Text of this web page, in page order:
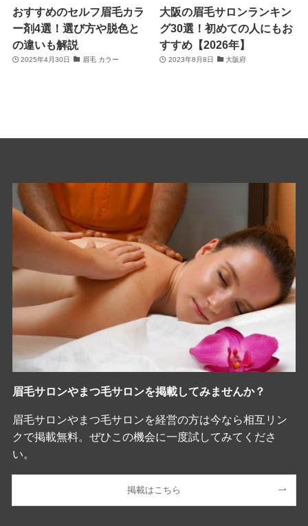
おすすめのセルフ眉毛カラ
ー剤4選！選び方や脱色と
の違いも解説
2025年4月30日 眉毛 カラー
大阪の眉毛サロンランキン
グ30選！初めての人にもお
すすめ【2026年】
2023年8月8日 大阪府
眉毛サロンやまつ毛サロンを掲載してみませんか？
眉毛サロンやまつ毛サロンを経営の方は今なら相互リン
クで掲載無料。ぜひこの機会に一度試してみてくださ
い。
掲載はこちら